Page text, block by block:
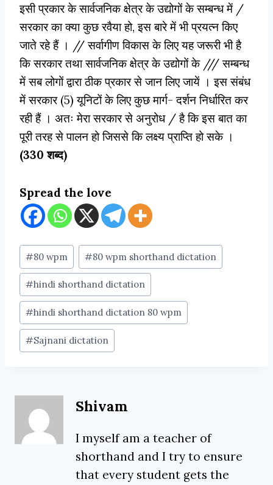
इसी प्रकार के सार्वजनिक क्षेत्र के उद्योगों के सम्बन्ध में /
सरकार का क्या कुछ रवैया हो, इस बारे में भी प्रयत्न किए
जाते रहे हैं । // सर्वागीण विकास के लिए यह जरूरी भी है
कि सरकार तथा सार्वजनिक क्षेत्र के उद्योगों के /// सम्बन्ध
में सब लोगों द्वारा ठीक प्रकार से जान लिए जायें । इस संबंध
में सरकार (5) यूनिटों के लिए कुछ मार्ग- दर्शन निर्धारित कर
रही हैं । अतः मेरा सरकार से अनुरोध / है कि इस बात का
पूरी तरह से पालन हो जिससे कि लक्ष्य प्राप्ति हो सके ।
(330 शब्द)
Spread the love
Post
Tags:
#80 wpm #80 wpm shorthand dictation
#hindi shorthand dictation
#hindi shorthand dictation 80 wpm
#Sajnani dictation
Shivam
I myself am a teacher of
shorthand and I try to ensure
that every student gets the